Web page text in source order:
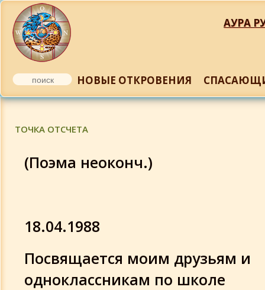
АУРА
НОВЫЕ ОТКРОВЕНИЯ
ТОЧКА ОТСЧЕТА
(Поэма неоконч.)
18.04.1988
Посвящается моим друзьям и
одноклассникам по школе
ТОЧКА ОТСЧЕТА
ОТЕЦ И СЫН (Поэма в духе Одиссеи)
Стихи 1988 год.